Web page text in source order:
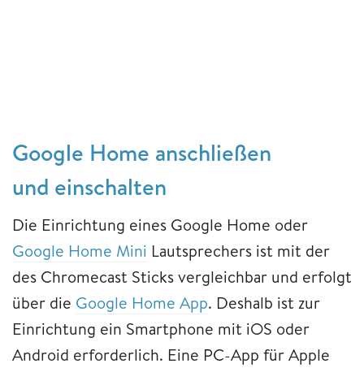
Google Home anschließen
und einschalten
Die Einrichtung eines Google Home oder
Google Home Mini Lautsprechers ist mit der
des Chromecast Sticks vergleichbar und erfolgt
über die Google Home App. Deshalb ist zur
Einrichtung ein Smartphone mit iOS oder
Android erforderlich. Eine PC-App für Apple